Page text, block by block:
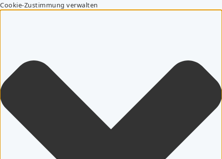
Cookie-Zustimmung verwalten